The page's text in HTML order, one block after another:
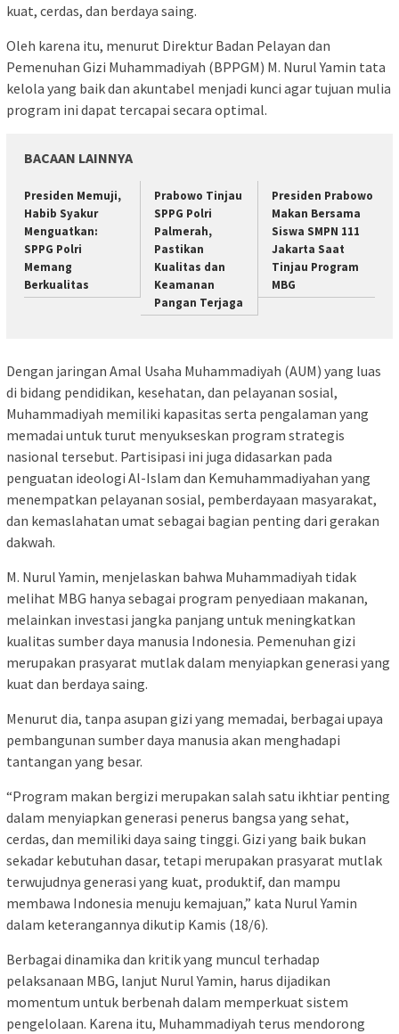
kuat, cerdas, dan berdaya saing.
Oleh karena itu, menurut Direktur Badan Pelayan dan
Pemenuhan Gizi Muhammadiyah (BPPGM) M. Nurul Yamin tata
kelola yang baik dan akuntabel menjadi kunci agar tujuan mulia
program ini dapat tercapai secara optimal.
BACAAN LAINNYA
Presiden Memuji,
Habib Syakur
Menguatkan:
SPPG Polri
Memang
Berkualitas
Prabowo Tinjau
SPPG Polri
Palmerah,
Pastikan
Kualitas dan
Keamanan
Pangan Terjaga
Presiden Prabowo
Makan Bersama
Siswa SMPN 111
Jakarta Saat
Tinjau Program
MBG
Dengan jaringan Amal Usaha Muhammadiyah (AUM) yang luas
di bidang pendidikan, kesehatan, dan pelayanan sosial,
Muhammadiyah memiliki kapasitas serta pengalaman yang
memadai untuk turut menyukseskan program strategis
nasional tersebut. Partisipasi ini juga didasarkan pada
penguatan ideologi Al-Islam dan Kemuhammadiyahan yang
menempatkan pelayanan sosial, pemberdayaan masyarakat,
dan kemaslahatan umat sebagai bagian penting dari gerakan
dakwah.
M. Nurul Yamin, menjelaskan bahwa Muhammadiyah tidak
melihat MBG hanya sebagai program penyediaan makanan,
melainkan investasi jangka panjang untuk meningkatkan
kualitas sumber daya manusia Indonesia. Pemenuhan gizi
merupakan prasyarat mutlak dalam menyiapkan generasi yang
kuat dan berdaya saing.
Menurut dia, tanpa asupan gizi yang memadai, berbagai upaya
pembangunan sumber daya manusia akan menghadapi
tantangan yang besar.
“Program makan bergizi merupakan salah satu ikhtiar penting
dalam menyiapkan generasi penerus bangsa yang sehat,
cerdas, dan memiliki daya saing tinggi. Gizi yang baik bukan
sekadar kebutuhan dasar, tetapi merupakan prasyarat mutlak
terwujudnya generasi yang kuat, produktif, dan mampu
membawa Indonesia menuju kemajuan,” kata Nurul Yamin
dalam keterangannya dikutip Kamis (18/6).
Berbagai dinamika dan kritik yang muncul terhadap
pelaksanaan MBG, lanjut Nurul Yamin, harus dijadikan
momentum untuk berbenah dalam memperkuat sistem
pengelolaan. Karena itu, Muhammadiyah terus mendorong